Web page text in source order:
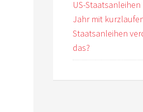
US-
Jahr mit
Staatsanleihen
das?